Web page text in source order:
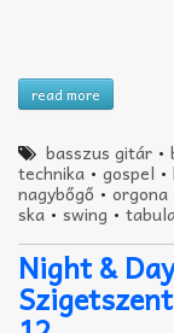
read more
basszus gitár •
technika • gospel •
nagybőgő • orgona
ska • swing •
Night &